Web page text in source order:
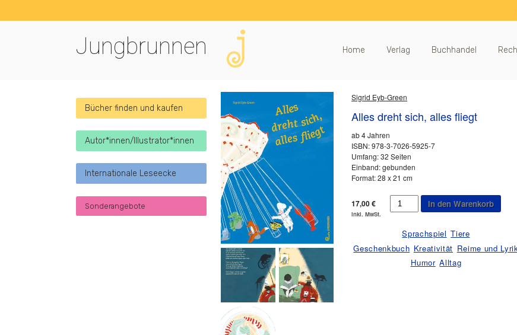
Jungbrunnen Home Verlag Buchhandel
Sigrid Eyb-Green
Alles dreht sich, alles fliegt
ab 4 Jahren
ISBN: 978-3-7026-5925-7
Umfang: 32 Seiten
Einband: gebunden
Format: 28 x 21 cm
17,00€
inkl. MwSt.
Alles
dreht
alles
Menge
In den Warenkorb
Sprachspiel Tiere
Geschenkbuch Kreativität Reime und
Humor Alltag
Bücher finden und kaufen
Autor*innen/Illustrator*innen
Internationale Leseecke
Sonderangebote